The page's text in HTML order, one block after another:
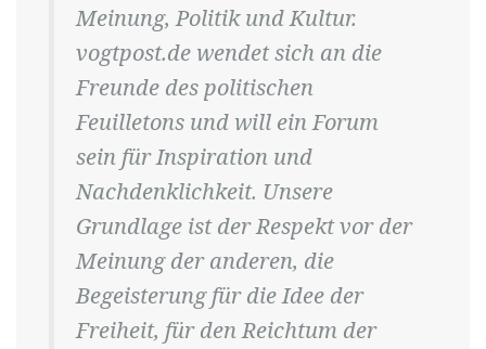
Meinung, Politik und Kultur.
vogtpost.de wendet sich an die
Freunde des politischen
Feuilletons und will ein Forum
sein für Inspiration und
Nachdenklichkeit. Unsere
Grundlage ist der Respekt vor der
Meinung der anderen, die
Begeisterung für die Idee der
Freiheit, für den Reichtum der